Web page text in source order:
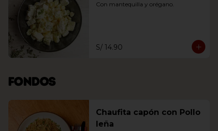
Con mantequilla y orégano.
S/ 14.90
Fondos
Chaufita capón con Pollo
leña